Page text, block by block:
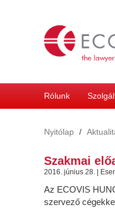
Rólunk
Nyitólap
Szakmai
2016. június 28. |
Az ECOVIS
szervező